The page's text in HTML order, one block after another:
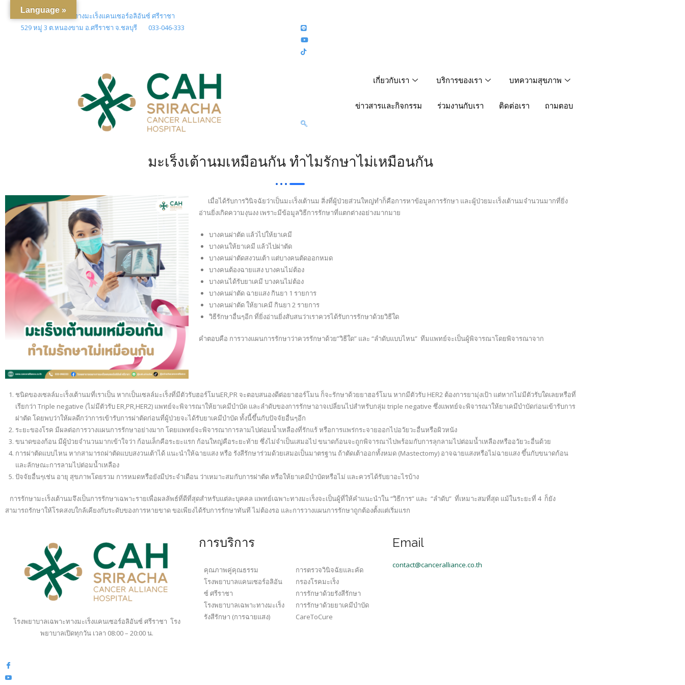
โรงพยาบาลเฉพาะทางมะเร็งแคนเซอร์อลิอันซ์ ศรีราชา
529 หมู่ 3 ต.หนองขาม อ.ศรีราชา จ.ชลบุรี
033-046-333
เกี่ยวกับเรา บริการของเรา บทความสุขภาพ
ข่าวสารและกิจกรรม ร่วมงานกับเรา ติดต่อเรา ถามตอบ
มะเร็งเต้านมเหมือนกัน ทำไมรักษาไม่เหมือนกัน
เมื่อได้รับการวินิจฉัยว่าเป็นมะเร็งเต้านม สิ่งที่ผู้ป่วยส่วนใหญ่ทำก็คือการหาข้อมูลการรักษา และผู้ป่วยมะเร็งเต้านมจำนวนมากที่ยิ่ง
อ่านยิ่งเกิดความงุนงง เพราะมีข้อมูลวิธีการรักษาที่แตกต่างอย่างมากมาย
บางคนผ่าตัด แล้วไปให้ยาเคมี
บางคนให้ยาเคมี แล้วไปผ่าตัด
บางคนผ่าตัดสงวนเต้า แต่บางคนตัดออกหมด
บางคนต้องฉายแสง บางคนไม่ต้อง
บางคนได้รับยาเคมี บางคนไม่ต้อง
บางคนผ่าตัด ฉายแสง กินยา 1 รายการ
บางคนผ่าตัด ให้ยาเคมี กินยา 2 รายการ
วิธีรักษาอื่นๆอีก ที่ยิ่งอ่านยิ่งสับสนว่าเราควรได้รับการรักษาด้วยวิธีใด
คำตอบคือ การวางแผนการรักษาว่าควรรักษาด้วย”วิธีใด” และ “ลำดับแบบไหน” ทีมแพทย์จะเป็นผู้พิจารณาโดยพิจารณาจาก
ชนิดของเซลล์มะเร็งเต้านมที่เราเป็น หากเป็นเซลล์มะเร็งที่มีตัวรับฮอร์โมนER,PR จะตอบสนองดีต่อยาฮอร์โมน ก็จะรักษาด้วยยาฮอร์โมน หากมีตัวรับ HER2 ต้องการยามุ่งเป้า แต่หากไม่มีตัวรับใดเลยหรือที่
เรียกว่า Triple negative (ไม่มีตัวรับ ER,PR,HER2) แพทย์จะพิจารณาให้ยาเคมีบำบัด และลำดับของการรักษาอาจเปลี่ยนไปสำหรับกลุ่ม triple negative ซึ่งแพทย์จะพิจารณาให้ยาเคมีบำบัดก่อนเข้ารับการ
ผ่าตัด โดยพบว่าให้ผลดีกว่าการเข้ารับการผ่าตัดก่อนที่ผู้ป่วยจะได้รับยาเคมีบำบัด ทั้งนี้ขึ้นกับปัจจัยอื่นๆอีก
ระยะของโรค มีผลต่อการวางแผนการรักษาอย่างมาก โดยแพทย์จะพิจารณาการลามไปต่อมน้ำเหลืองที่รักแร้ หรือการแพร่กระจายออกไปอวัยวะอื่นหรือผิวหนัง
ขนาดของก้อน มีผู้ป่วยจำนวนมากเข้าใจว่า ก้อนเล็กคือระยะแรก ก้อนใหญ่คือระยะท้าย ซึ่งไม่จำเป็นเสมอไป ขนาดก้อนจะถูกพิจารณาไปพร้อมกับการลุกลามไปต่อมน้ำเหลืองหรืออวัยวะอื่นด้วย
การผ่าตัดแบบไหน หากสามารถผ่าตัดแบบสงวนเต้าได้ แนะนำให้ฉายแสง หรือ รังสีรักษาร่วมด้วยเสมอเป็นมาตรฐาน ถ้าตัดเต้าออกทั้งหมด (Mastectomy) อาจฉายแสงหรือไม่ฉายแสง ขึ้นกับขนาดก้อน
และลักษณะการลามไปต่อมน้ำเหลือง
ปัจจัยอื่นๆเช่น อายุ สุขภาพโดยรวม การหมดหรือยังมีประจำเดือน ว่าเหมาะสมกับการผ่าตัด หรือให้ยาเคมีบำบัดหรือไม่ และควรได้รับยาอะไรบ้าง
การรักษามะเร็งเต้านมจึงเป็นการรักษาเฉพาะรายเพื่อผลลัพธ์ที่ดีที่สุดสำหรับแต่ละบุคคล แพทย์เฉพาะทางมะเร็งจะเป็นผู้ที่ให้คำแนะนำใน “วิธีการ” และ “ลำดับ” ที่เหมาะสมที่สุด แม้ในระยะที่ 4 ก็ยัง
สามารถรักษาให้โรคสงบใกล้เคียงกับระดับของการหายขาด ขอเพียงได้รับการรักษาทันที ไม่ต้องรอ และการวางแผนการรักษาถูกต้องตั้งแต่เริ่มแรก
โรงพยาบาลเฉพาะทางมะเร็งแคนเซอร์อลิอันซ์ ศรีราชา โรง
พยาบาลเปิดทุกวัน เวลา 08:00 – 20:00 น.
การบริการ
คุณภาพคู่คุณธรรม
โรงพยาบาลแคนเซอร์อลิอัน
ซ์ ศรีราชา
โรงพยาบาลเฉพาะทางมะเร็ง
รังสีรักษา (การฉายแสง)
การตรวจวินิจฉัยและคัด
กรองโรคมะเร็ง
การรักษาด้วยรังสีรักษา
การรักษาด้วยยาเคมีบำบัด
CareToCure
Email
contact@canceralliance.co.th
Language »